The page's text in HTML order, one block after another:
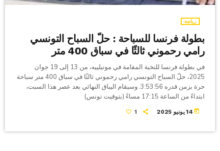
رياضة
بطولة فرنسا للسباحة : حلّ السباح التونسي
رامي رحموني ثالثًا في سباق 400 متر
في بطولة فرنسا للنخبة المقامة في مونبلييه، من 13 إلى 19 جوان
2025، حلّ السباح التونسي رامي رحموني ثالثًا في سباق 400 متر سباحة
حرة بزمن قدره 3:53:56. وسيقام اليباق النهائي بعد عصر هذا السبت،
ابتداءً من الساعة 17:15 مساءً (بتوقيت تونس)
today 14 يونيو 2025 1